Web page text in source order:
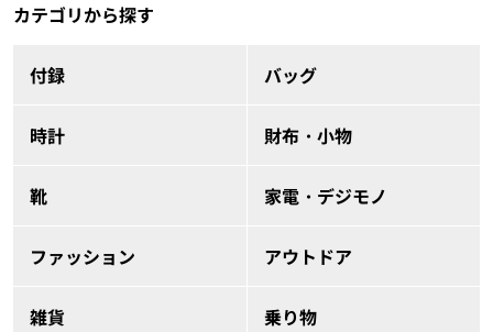
カテゴリから探す
付録 バッグ
時計 財布・小物
靴 家電・デジモノ
ファッション アウトドア
雑貨 乗り物